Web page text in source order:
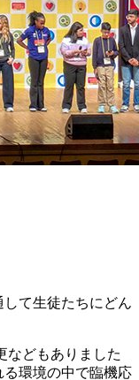
て生徒たちにどん
などもありました
環境の中で臨機応